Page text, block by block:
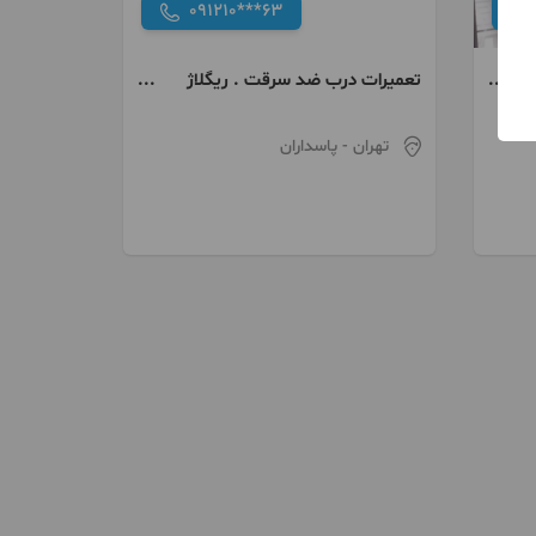
091210***63
تعمیرات درب ضد سرقت . ریگلاژ
تهران - پاسداران